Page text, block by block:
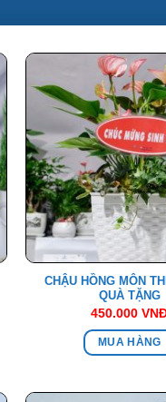
CHẬU HỒNG MÔN
QUÀ TẶNG
450.000
MUA HÀNG